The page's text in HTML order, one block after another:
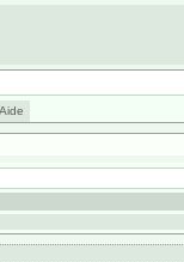
Aide